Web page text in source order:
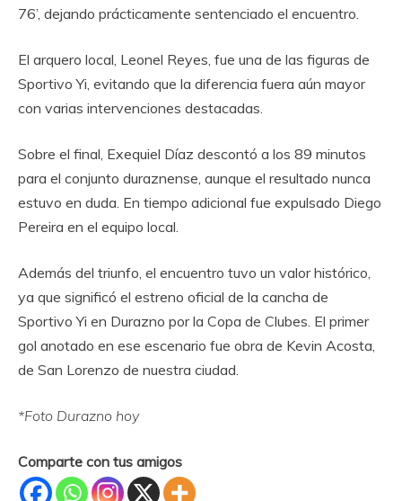
76’, dejando prácticamente sentenciado el encuentro.
El arquero local, Leonel Reyes, fue una de las figuras de
Sportivo Yi, evitando que la diferencia fuera aún mayor
con varias intervenciones destacadas.
Sobre el final, Exequiel Díaz descontó a los 89 minutos
para el conjunto duraznense, aunque el resultado nunca
estuvo en duda. En tiempo adicional fue expulsado Diego
Pereira en el equipo local.
Además del triunfo, el encuentro tuvo un valor histórico,
ya que significó el estreno oficial de la cancha de
Sportivo Yi en Durazno por la Copa de Clubes. El primer
gol anotado en ese escenario fue obra de Kevin Acosta,
de San Lorenzo de nuestra ciudad.
*Foto Durazno hoy
Comparte con tus amigos